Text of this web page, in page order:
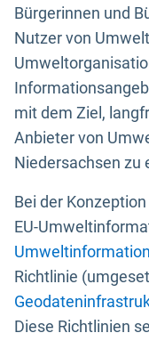
Bürgerinnen und
Nutzer von
mit dem Ziel,
Anbieter von
Niedersachsen zu
Bei der
EU-
Richtlinie
Diese Richtlinien